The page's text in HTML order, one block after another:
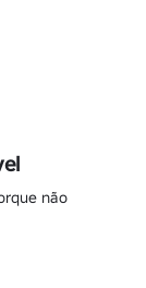
não